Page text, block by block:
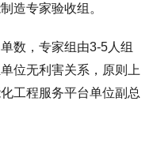
造专家验收组。
数，专家组由3-5人组
位无利害关系，原则上
工程服务平台单位副总